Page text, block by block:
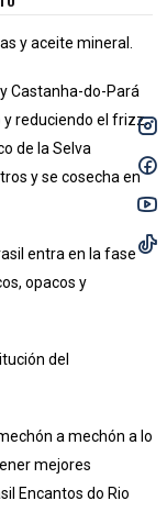
y aceite mineral.
Castanha-do-Pará
reduciendo el frizz.
de la Selva
y se cosecha en
entra en la fase
opacos y
del
a mechón a lo
mejores
Encantos do Rio